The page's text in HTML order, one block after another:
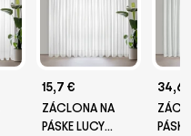
15,7 €
ZÁCLONA NA
PÁSKE LUCY
34,6